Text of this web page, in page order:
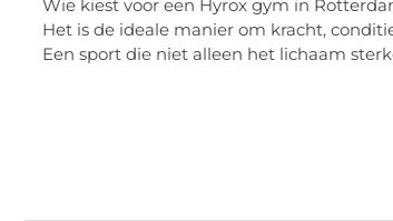
Wie kiest voor een Hyrox gym in
Het is de ideale manier om kracht,
Een sport die niet alleen het lichaam